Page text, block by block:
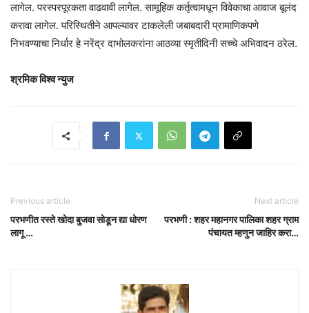
लागेल. परस्परपूरकता वाढवावी लागेल. सामूहिक कर्तृत्वामधून विवेकाचा आवाज बूलंद
करावा लागेल. परिस्थितीने आपल्यावर टाकलेली जबाबदारी प्रामाणिकपणे
निभवण्याचा निर्धार हे नरेंद्र दाभोलकरांना आठव्या स्मृतीदिनी सच्चे अभिवादन ठरेल.
श्रमिक विश्व न्युज
Previous article
परभणीत रस्ते खोदा बुजवा सोडून द्या धोरण
लागू …
Next article
परभणी : शहर महानगर पालिका शहर ग्राम
पंचायत म्हणुन जाहिर करा…